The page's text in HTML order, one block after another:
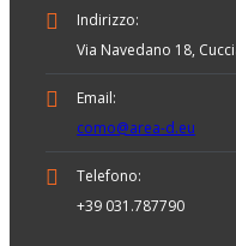
Indirizzo:
Via Navedano 18,
Email:
como@area-d.eu
Telefono:
+39 031.787790